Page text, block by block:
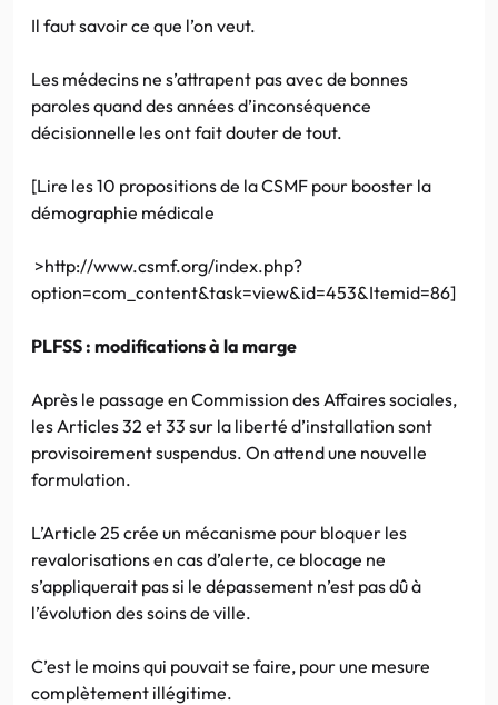
Il faut savoir ce que l’on veut.
Les médecins ne s’attrapent pas avec de bonnes
paroles quand des années d’inconséquence
décisionnelle les ont fait douter de tout.
[Lire les 10 propositions de la CSMF pour booster la
démographie médicale
>http://www.csmf.org/index.php?
option=com_content&task=view&id=453&Itemid=86]
PLFSS : modifications à la marge
Après le passage en Commission des Affaires sociales,
les Articles 32 et 33 sur la liberté d’installation sont
provisoirement suspendus. On attend une nouvelle
formulation.
L’Article 25 crée un mécanisme pour bloquer les
revalorisations en cas d’alerte, ce blocage ne
s’appliquerait pas si le dépassement n’est pas dû à
l’évolution des soins de ville.
C’est le moins qui pouvait se faire, pour une mesure
complètement illégitime.